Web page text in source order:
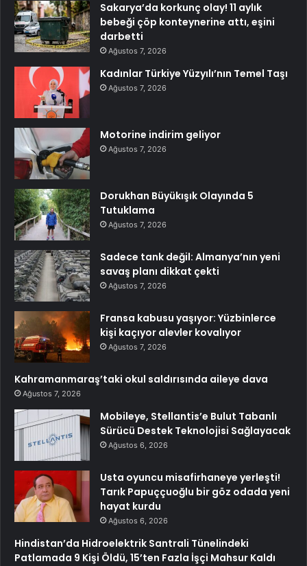
Sakarya’da korkunç olay! 11 aylık
bebeği çöp konteynerine attı, eşini
darbetti
Ağustos 7, 2026
Kadınlar Türkiye Yüzyılı’nın Temel Taşı
Ağustos 7, 2026
Motorine indirim geliyor
Ağustos 7, 2026
Dorukhan Büyükışık Olayında 5
Tutuklama
Ağustos 7, 2026
Sadece tank değil: Almanya’nın yeni
savaş planı dikkat çekti
Ağustos 7, 2026
Fransa kabusu yaşıyor: Yüzbinlerce
kişi kaçıyor alevler kovalıyor
Ağustos 7, 2026
Kahramanmaraş’taki okul saldırısında aileye dava
Ağustos 7, 2026
Mobileye, Stellantis’e Bulut Tabanlı
Sürücü Destek Teknolojisi Sağlayacak
Ağustos 6, 2026
Usta oyuncu misafirhaneye yerleşti!
Tarık Papuççuoğlu bir göz odada yeni
hayat kurdu
Ağustos 6, 2026
Hindistan’da Hidroelektrik Santrali Tünelindeki
Patlamada 9 Kişi Öldü, 15’ten Fazla İşçi Mahsur Kaldı